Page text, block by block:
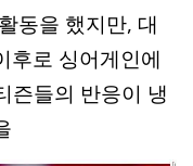
동을 했지만, 대
후로 싱어게인에
즌들의 반응이 냉